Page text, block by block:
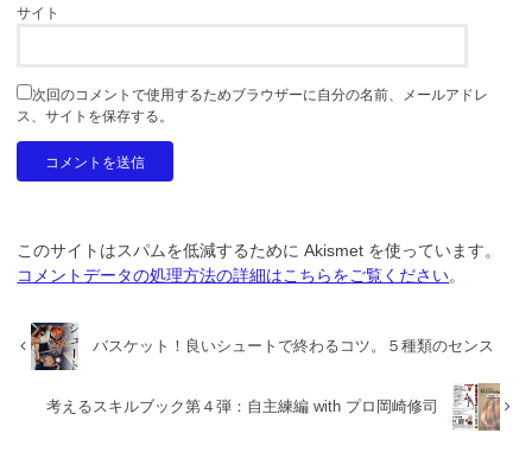
サイト
次回のコメントで使用するためブラウザーに自分の名前、メールアドレ
ス、サイトを保存する。
このサイトはスパムを低減するために Akismet を使っています。
コメントデータの処理方法の詳細はこちらをご覧ください。
バスケット！良いシュートで終わるコツ。５種類のセンス
考えるスキルブック第４弾：自主練編 with プロ岡崎修司